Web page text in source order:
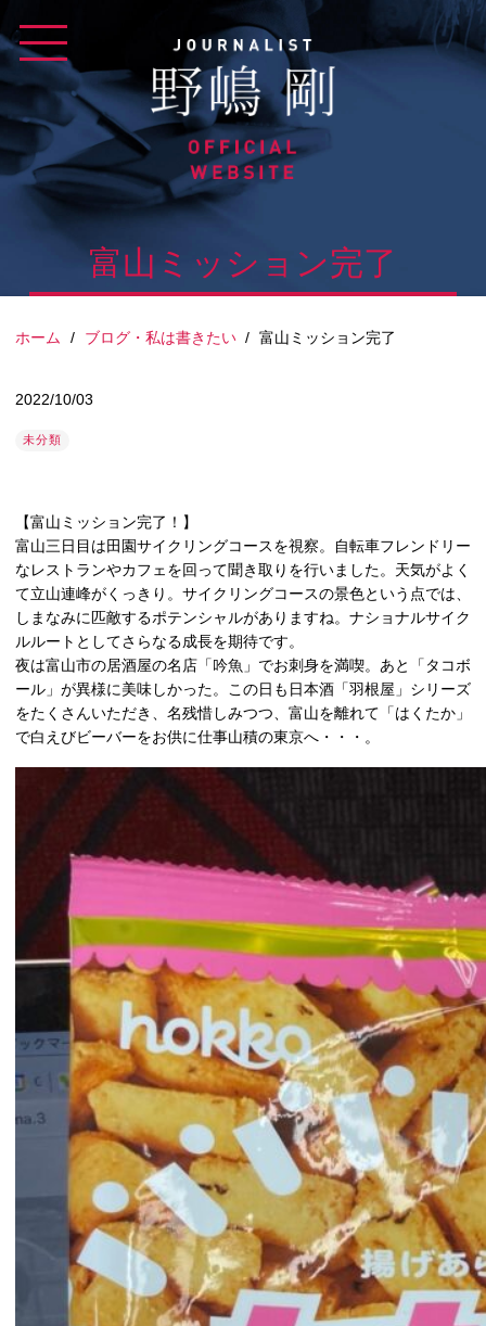
to
content
富山ミッション完了
ホーム / ブログ・私は書きたい / 富山ミッション完了
2022/10/03
未分類
【富山ミッション完了！】
富山三日目は田園サイクリングコースを視察。自転車フレンドリー
なレストランやカフェを回って聞き取りを行いました。天気がよく
て立山連峰がくっきり。サイクリングコースの景色という点では、
しまなみに匹敵するポテンシャルがありますね。ナショナルサイク
ルルートとしてさらなる成長を期待です。
夜は富山市の居酒屋の名店「吟魚」でお刺身を満喫。あと「タコボ
ール」が異様に美味しかった。この日も日本酒「羽根屋」シリーズ
をたくさんいただき、名残惜しみつつ、富山を離れて「はくたか」
で白えびビーバーをお供に仕事山積の東京へ・・・。